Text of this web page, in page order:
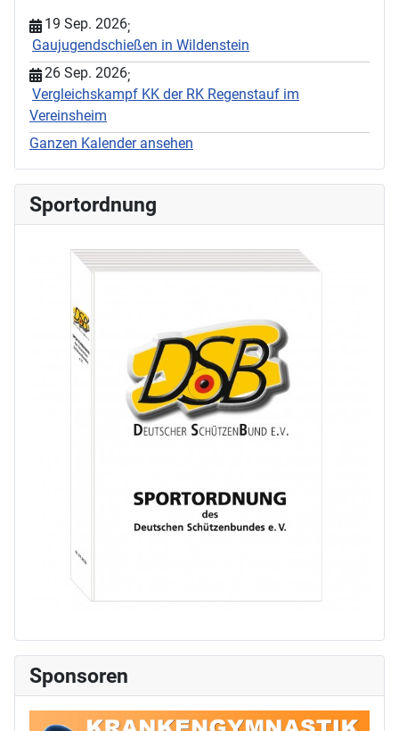
19 Sep. 2026;
Gaujugendschießen in Wildenstein
26 Sep. 2026;
Vergleichskampf KK der RK Regenstauf im
Vereinsheim
Ganzen Kalender ansehen
Sportordnung
Sponsoren